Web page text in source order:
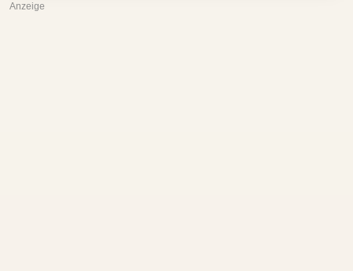
Anzeige